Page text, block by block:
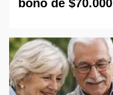
bono de $70.000